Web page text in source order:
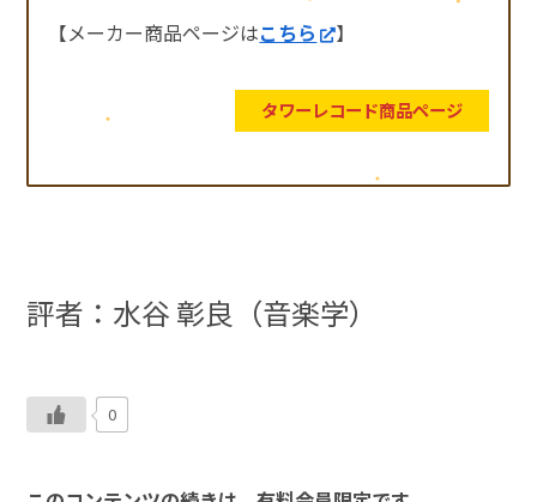
【メーカー商品ページはこちら 】
タワーレコード商品ページ
評者： 水谷 彰良（音楽学）
0